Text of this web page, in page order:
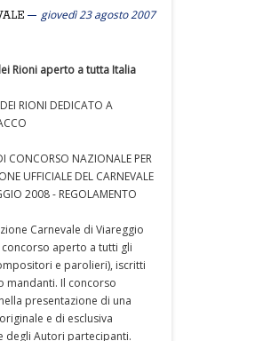
giovedì 23 agosto 2007
Rioni aperto a tutta Italia
DEI RIONI DEDICATO A
CONCORSO NAZIONALE PER
UFFICIALE DEL CARNEVALE
2008 - REGOLAMENTO
Carnevale di Viareggio
concorso aperto a tutti gli
e parolieri), iscritti
mandanti. Il concorso
presentazione di una
e di esclusiva
degli Autori partecipanti.